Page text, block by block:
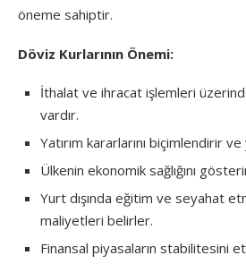
öneme sahiptir.
Döviz Kurlarının Önemi:
İthalat ve ihracat işlemleri
vardır.
Yatırım kararlarını biçimlendirir
Ülkenin ekonomik sağlığını
Yurt dışında eğitim ve seyahat
maliyetleri belirler.
Finansal piyasaların stabilitesini